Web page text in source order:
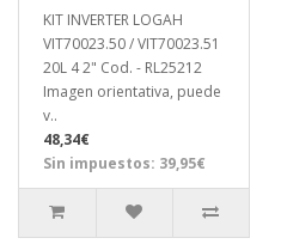
KIT INVERTER LOGAH
VIT70023.50 / VIT70023.51
20L 4 2" Cod. - RL25212
Imagen orientativa, puede
v..
48,34€
Sin impuestos: 39,95€